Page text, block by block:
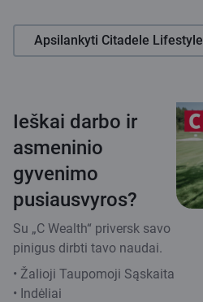
Apsilankyti Citadele Lifestyle
Ieškai darbo ir
asmeninio
gyvenimo
pusiausvyros?
Su „C Wealth“ priversk savo
pinigus dirbti tavo naudai.
• Žalioji Taupomoji Sąskaita
• Indėliai